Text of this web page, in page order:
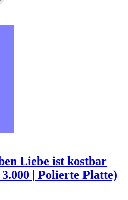
Liebe ist kostbar
| Polierte Platte)